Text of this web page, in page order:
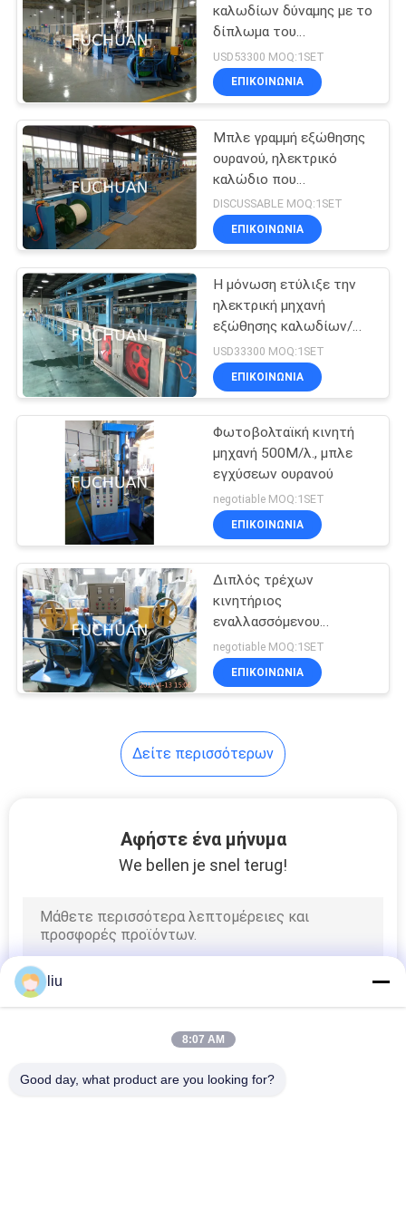
σύρμα μηχανή
εξώθησης
PVC μηχανή
εξώθησης
ενιαία
στρεβλότητα
μηχάνημα
14
καλώδιο μηχανή
Ανοπτώντας
μηχανή καλωδίων
καλωδίων δύναμης με το
δίπλωμα του
δροσίζοντας καναλιού
τύπων W
USD53300 MOQ:1SET
ΕΠΙΚΟΙΝΩΝΊΑ
Μπλε γραμμή εξώθησης
ουρανού, ηλεκτρικό
καλώδιο που
κατασκευάζει τη μηχανή
500Rpm την ανώτατη
ταχύτητα
DISCUSSABLE MOQ:1SET
ΕΠΙΚΟΙΝΩΝΊΑ
Η μόνωση ετύλιξε την
ηλεκτρική μηχανή
εξώθησης καλωδίων/
καλωδίων δύναμης,
έλεγχος υπολογιστών
USD33300 MOQ:1SET
ΕΠΙΚΟΙΝΩΝΊΑ
Φωτοβολταϊκή κινητή
μηχανή 500M/λ., μπλε
εγχύσεων ουρανού
negotiable MOQ:1SET
ΕΠΙΚΟΙΝΩΝΊΑ
Διπλός τρέχων
κινητήριος
εναλλασσόμενου
ρεύματος γραμμών 370W
εξώθησης μη αλόγονου
κεφαλιών
negotiable MOQ:1SET
ΕΠΙΚΟΙΝΩΝΊΑ
Δείτε περισσότερων
Αφήστε ένα μήνυμα
We bellen je snel terug!
liu
8:07 AM
Good day, what product are you looking for?